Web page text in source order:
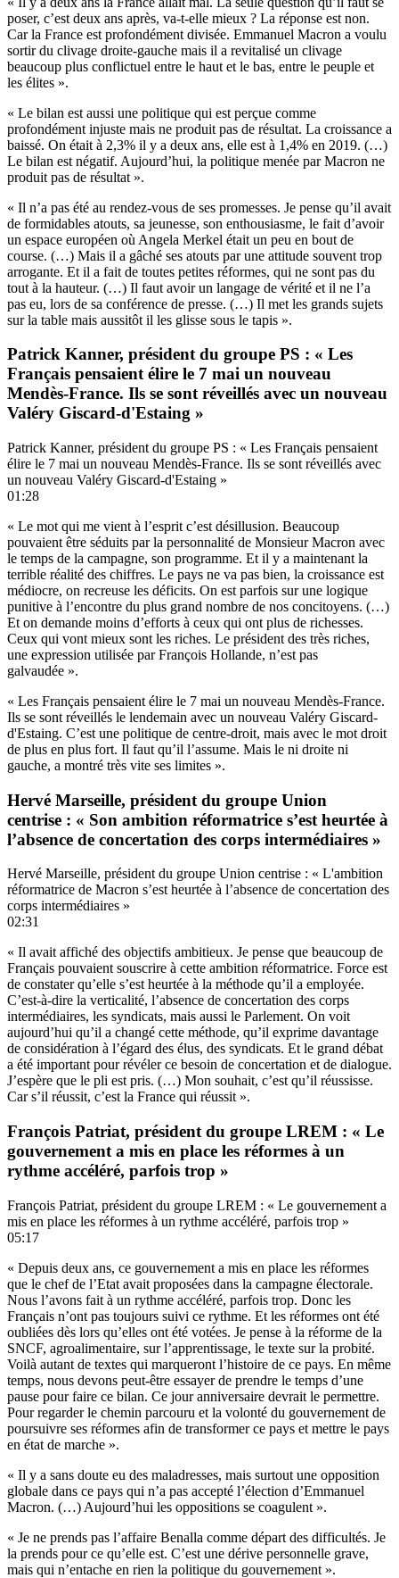
poser, c’est deux ans après, va-t-elle mieux ? La réponse est non.
Car la France est profondément divisée. Emmanuel Macron a voulu
sortir du clivage droite-gauche mais il a revitalisé un clivage
beaucoup plus conflictuel entre le haut et le bas, entre le peuple et
les élites ».
« Le bilan est aussi une politique qui est perçue comme
profondément injuste mais ne produit pas de résultat. La croissance a
baissé. On était à 2,3% il y a deux ans, elle est à 1,4% en 2019. (…)
Le bilan est négatif. Aujourd’hui, la politique menée par Macron ne
produit pas de résultat ».
« Il n’a pas été au rendez-vous de ses promesses. Je pense qu’il avait
de formidables atouts, sa jeunesse, son enthousiasme, le fait d’avoir
un espace européen où Angela Merkel était un peu en bout de
course. (…) Mais il a gâché ses atouts par une attitude souvent trop
arrogante. Et il a fait de toutes petites réformes, qui ne sont pas du
tout à la hauteur. (…) Il faut avoir un langage de vérité et il ne l’a
pas eu, lors de sa conférence de presse. (…) Il met les grands sujets
sur la table mais aussitôt il les glisse sous le tapis ».
Patrick Kanner, président du groupe PS : « Les
Français pensaient élire le 7 mai un nouveau
Mendès-France. Ils se sont réveillés avec un nouveau
Valéry Giscard-d'Estaing »
Patrick Kanner, président du groupe PS : « Les Français pensaient
élire le 7 mai un nouveau Mendès-France. Ils se sont réveillés avec
un nouveau Valéry Giscard-d'Estaing »
01:28
« Le mot qui me vient à l’esprit c’est désillusion. Beaucoup
pouvaient être séduits par la personnalité de Monsieur Macron avec
le temps de la campagne, son programme. Et il y a maintenant la
terrible réalité des chiffres. Le pays ne va pas bien, la croissance est
médiocre, on recreuse les déficits. On est parfois sur une logique
punitive à l’encontre du plus grand nombre de nos concitoyens. (…)
Et on demande moins d’efforts à ceux qui ont plus de richesses.
Ceux qui vont mieux sont les riches. Le président des très riches,
une expression utilisée par François Hollande, n’est pas
galvaudée ».
« Les Français pensaient élire le 7 mai un nouveau Mendès-France.
Ils se sont réveillés le lendemain avec un nouveau Valéry Giscard-
d'Estaing. C’est une politique de centre-droit, mais avec le mot droit
de plus en plus fort. Il faut qu’il l’assume. Mais le ni droite ni
gauche, a montré très vite ses limites ».
Hervé Marseille, président du groupe Union
centrise : « Son ambition réformatrice s’est heurtée à
l’absence de concertation des corps intermédiaires »
Hervé Marseille, président du groupe Union centrise : « L'ambition
réformatrice de Macron s’est heurtée à l’absence de concertation des
corps intermédiaires »
02:31
« Il avait affiché des objectifs ambitieux. Je pense que beaucoup de
Français pouvaient souscrire à cette ambition réformatrice. Force est
de constater qu’elle s’est heurtée à la méthode qu’il a employée.
C’est-à-dire la verticalité, l’absence de concertation des corps
intermédiaires, les syndicats, mais aussi le Parlement. On voit
aujourd’hui qu’il a changé cette méthode, qu’il exprime davantage
de considération à l’égard des élus, des syndicats. Et le grand débat
a été important pour révéler ce besoin de concertation et de dialogue.
J’espère que le pli est pris. (…) Mon souhait, c’est qu’il réussisse.
Car s’il réussit, c’est la France qui réussit ».
François Patriat, président du groupe LREM : « Le
gouvernement a mis en place les réformes à un
rythme accéléré, parfois trop »
François Patriat, président du groupe LREM : « Le gouvernement a
mis en place les réformes à un rythme accéléré, parfois trop »
05:17
« Depuis deux ans, ce gouvernement a mis en place les réformes
que le chef de l’Etat avait proposées dans la campagne électorale.
Nous l’avons fait à un rythme accéléré, parfois trop. Donc les
Français n’ont pas toujours suivi ce rythme. Et les réformes ont été
oubliées dès lors qu’elles ont été votées. Je pense à la réforme de la
SNCF, agroalimentaire, sur l’apprentissage, le texte sur la probité.
Voilà autant de textes qui marqueront l’histoire de ce pays. En même
temps, nous devons peut-être essayer de prendre le temps d’une
pause pour faire ce bilan. Ce jour anniversaire devrait le permettre.
Pour regarder le chemin parcouru et la volonté du gouvernement de
poursuivre ses réformes afin de transformer ce pays et mettre le pays
en état de marche ».
« Il y a sans doute eu des maladresses, mais surtout une opposition
globale dans ce pays qui n’a pas accepté l’élection d’Emmanuel
Macron. (…) Aujourd’hui les oppositions se coagulent ».
« Je ne prends pas l’affaire Benalla comme départ des difficultés. Je
la prends pour ce qu’elle est. C’est une dérive personnelle grave,
mais qui n’entache en rien la politique du gouvernement ».